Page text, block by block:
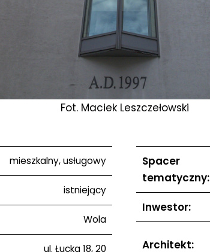
Fot. Maciek Leszczełowski
mieszkalny, usługowy
istniejący
Wola
ul. Łucka 18, 20
Spacer
tematyczny:
Inwestor:
Architekt: